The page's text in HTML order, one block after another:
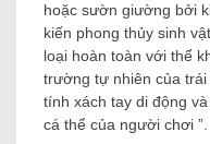
hoặc sườn giường bởi
kiến phong thủy sinh
loại hoàn toàn với thể
trường tự nhiên của
tính xách tay di động
cá thể của người chơi ”.